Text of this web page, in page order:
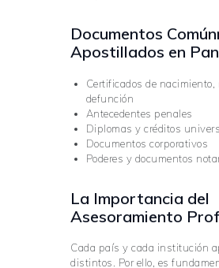
Documentos
Apostillados en
Certificados de
defunción
Antecedentes penales
Diplomas y créditos
Documentos corporativos
Poderes y documentos
La Importancia del
Asesoramiento
Cada país y cada institución
distintos. Por ello, es